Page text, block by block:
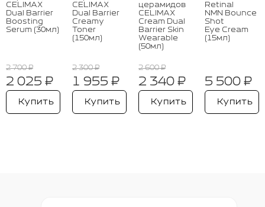
CELIMAX
Dual Barrier
Boosting
Serum (30мл)
2 700 ₽
2 025 ₽
Купить
CELIMAX
Dual Barrier
Creamy
Toner
(150мл)
2 300 ₽
1 955 ₽
Купить
церамидов
CELIMAX
Cream Dual
Barrier Skin
Wearable
(50мл)
2 600 ₽
2 340 ₽
Купить
Retinal
NMN Bounce
Shot
Eye Cream
(15мл)
5 500 ₽
Купить